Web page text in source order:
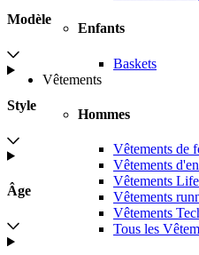
Enfants
Baskets
Vêtements
Hommes
Vêtements de
Vêtements
Vêtements
Vêtements
Vêtements
Tous les
Modèle
Style
Âge